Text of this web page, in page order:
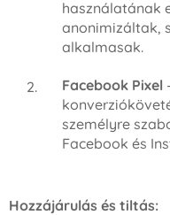
használatának
anonimizáltak,
alkalmasak.
Facebook Pixel
személyre
Facebook és
Hozzájárulás és tiltás: